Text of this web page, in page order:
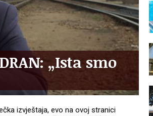
„Ista smo
izvještaja, evo na ovoj stranici